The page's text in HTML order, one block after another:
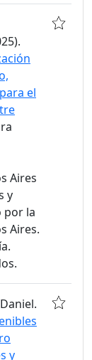
el
Aires
y
por la
Aires.
y